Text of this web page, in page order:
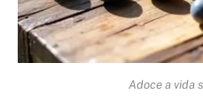
Adoce a vida